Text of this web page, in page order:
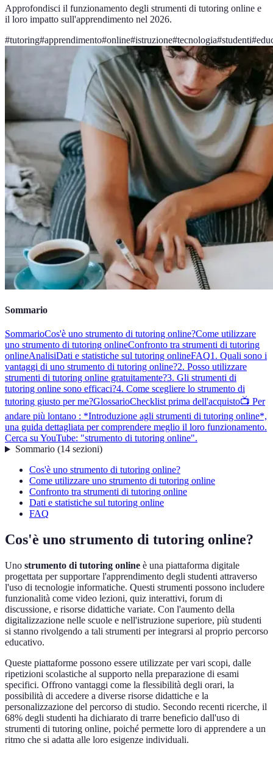
Approfondisci il funzionamento degli strumenti di tutoring online e
il loro impatto sull'apprendimento nel 2026.
#tutoring#apprendimento#online#istruzione#tecnologia#studenti#
Sommario
SommarioCos'è uno strumento di tutoring online?Come utilizzare
uno strumento di tutoring onlineConfronto tra strumenti di tutoring
onlineAnalisiDati e statistiche sul tutoring onlineFAQ1. Quali sono i
vantaggi di uno strumento di tutoring online?2. Posso utilizzare
strumenti di tutoring online gratuitamente?3. Gli strumenti di
tutoring online sono efficaci?4. Come scegliere lo strumento di
tutoring giusto per me?GlossarioChecklist prima dell'acquisto📺 Per
andare più lontano : *Introduzione agli strumenti di tutoring online*,
una guida dettagliata per comprendere meglio il loro funzionamento.
Cerca su YouTube: "strumento di tutoring online".
Sommario(14 sezioni)
Cos'è uno strumento di tutoring online?
Come utilizzare uno strumento di tutoring online
Confronto tra strumenti di tutoring online
Dati e statistiche sul tutoring online
FAQ
Cos'è uno strumento di tutoring online?
Uno strumento di tutoring online è una piattaforma digitale
progettata per supportare l'apprendimento degli studenti attraverso
l'uso di tecnologie informatiche. Questi strumenti possono includere
funzionalità come video lezioni, quiz interattivi, forum di
discussione, e risorse didattiche variate. Con l'aumento della
digitalizzazione nelle scuole e nell'istruzione superiore, più studenti
si stanno rivolgendo a tali strumenti per integrarsi al proprio percorso
educativo.
Queste piattaforme possono essere utilizzate per vari scopi, dalle
ripetizioni scolastiche al supporto nella preparazione di esami
specifici. Offrono vantaggi come la flessibilità degli orari, la
possibilità di accedere a diverse risorse didattiche e la
personalizzazione del percorso di studio. Secondo recenti ricerche, il
68% degli studenti ha dichiarato di trarre beneficio dall'uso di
strumenti di tutoring online, poiché permette loro di apprendere a un
ritmo che si adatta alle loro esigenze individuali.